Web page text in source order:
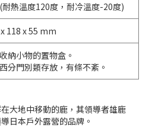
熱溫度120度，耐冷溫度-20度)
118 x 55 mm
納小物的置物盒。
分門別類存放，有條不紊。
大地中移動的鹿，其領導者雄鹿
日本戶外露營的品牌。